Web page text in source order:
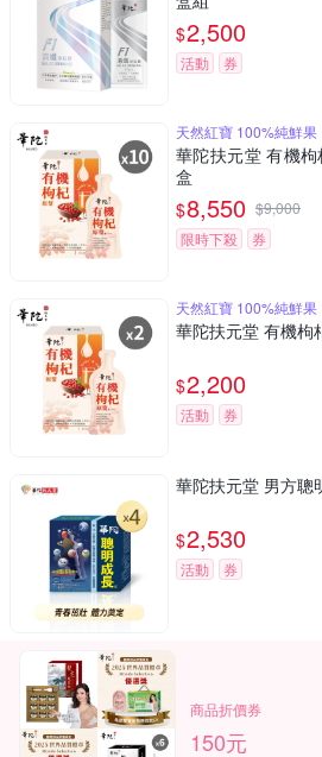
$2,500
活動 券
天然紅寶 100%純鮮果
華陀扶元堂 有機
盒
$8,550 $9,000
限時下殺
券
天然紅寶 100%純鮮果
華陀扶元堂 有機枸
$2,200
活動 券
華陀扶元堂 男方聰
$2,530
活動 券
商品折價券
150元